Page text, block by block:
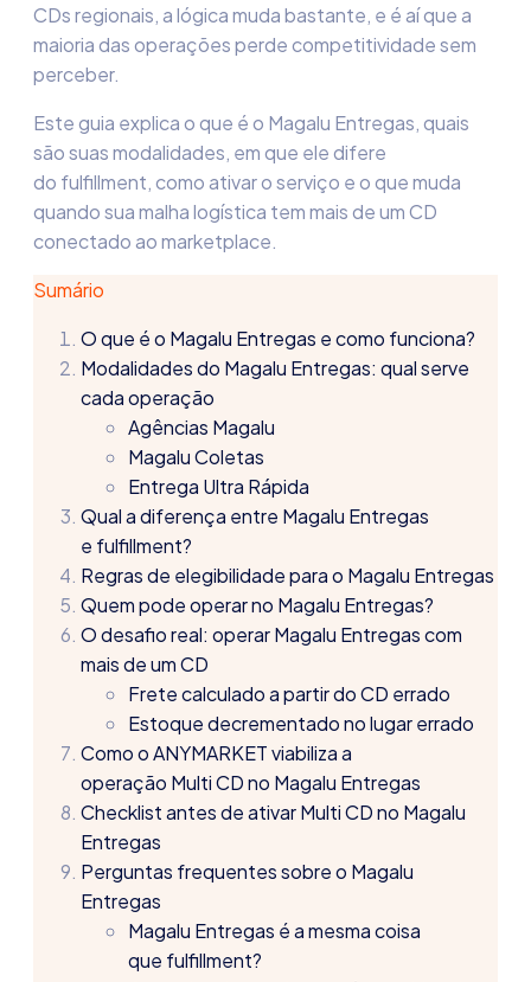
CDs regionais, a lógica muda bastante, e é aí que a
maioria das operações perde competitividade sem
perceber.
Este guia explica o que é o Magalu Entregas, quais
são suas modalidades, em que ele difere
do fulfillment, como ativar o serviço e o que muda
quando sua malha logística tem mais de um CD
conectado ao marketplace.
Sumário
O que é o Magalu Entregas e como funciona?
Modalidades do Magalu Entregas: qual serve
cada operação
Agências Magalu
Magalu Coletas
Entrega Ultra Rápida
Qual a diferença entre Magalu Entregas
e fulfillment?
Regras de elegibilidade para o Magalu Entregas
Quem pode operar no Magalu Entregas?
O desafio real: operar Magalu Entregas com
mais de um CD
Frete calculado a partir do CD errado
Estoque decrementado no lugar errado
Como o ANYMARKET viabiliza a
operação Multi CD no Magalu Entregas
Checklist antes de ativar Multi CD no Magalu
Entregas
Perguntas frequentes sobre o Magalu
Entregas
Magalu Entregas é a mesma coisa
que fulfillment?